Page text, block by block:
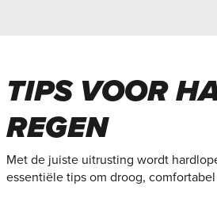
TIPS VOOR
REGEN
Met de juiste uitrusting wordt
essentiële tips om droog,